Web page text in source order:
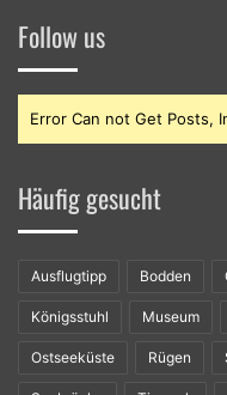
Follow us
Error Can not Get Posts,
Häufig gesucht
Ausflugtipp Bodden
Königsstuhl Museum
Ostseeküste Rügen